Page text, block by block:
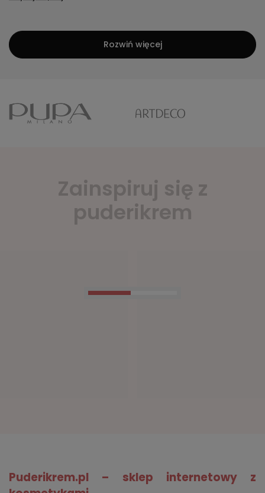
bąble? Sezon na opalanie ruszył pełną parą! Poznaj nasze
Czytaj więcej
Zainspiruj się z
kosmetykami